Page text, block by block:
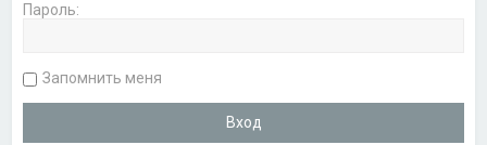
Пароль:
Запомнить меня